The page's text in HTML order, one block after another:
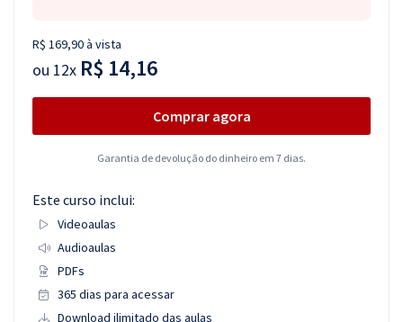
Atendimento
R$ 169,90 à vista
ou 12x R$ 14,16
Comprar agora
Garantia de devolução do dinheiro em 7 dias.
Este curso inclui:
Videoaulas
Audioaulas
PDFs
365 dias para acessar
Download ilimitado das aulas